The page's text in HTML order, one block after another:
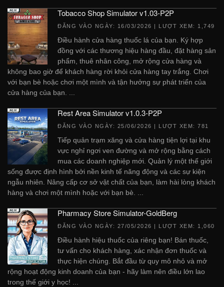
Tobacco Shop Simulator v1.03-P2P
ĐĂNG VÀO NGÀY: 16/03/2026 | LƯỢT XEM: 1,749
Điều hành cửa hàng thuốc lá của bạn. Ký hợp
đồng với các thương hiệu hàng đầu, đặt hàng sản
phẩm, thuê nhân công, mở rộng cửa hàng và
không bao giờ để khách hàng rời khỏi cửa hàng tay trắng. Chơi
với bạn bè hoặc chơi một mình và tận hưởng sự phát triển của
cửa hàng của bạn. ...
Rest Area Simulator v1.0.3-P2P
ĐĂNG VÀO NGÀY: 25/06/2026 | LƯỢT XEM: 781
Tiếp quản trạm xăng và cửa hàng tiện lợi tại khu
vực nghỉ ngơi ven đường và mở rộng bằng cách
mua các doanh nghiệp mới. Quản lý một thế giới
sống được định hình bởi nền kinh tế năng động và các sự kiện
ngẫu nhiên. Nâng cấp cơ sở vật chất của bạn, làm hài lòng khách
hàng và chơi một mình hoặc với bạn bè. ...
Pharmacy Store Simulator-GoldBerg
ĐĂNG VÀO NGÀY: 27/05/2026 | LƯỢT XEM: 1,060
Điều hành hiệu thuốc của riêng bạn! Bán thuốc,
tư vấn cho khách hàng, xác nhận đơn thuốc và
thực hiện chúng. Bắt đầu từ quy mô nhỏ và mở
rộng hoạt động kinh doanh của bạn - hãy làm nên điều lớn lao
trong thế giới y học! ...